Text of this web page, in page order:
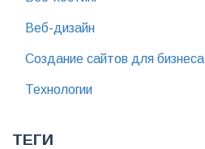
Веб-дизайн
Создание сайтов для бизнеса
Технологии
ТЕГИ